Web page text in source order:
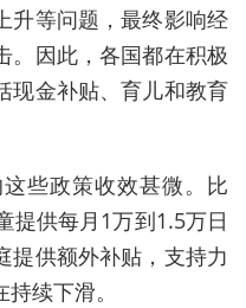
升等问题，最终影响经
。因此，各国都在积极
现金补贴、育儿和教育
些政策收效甚微。比
提供每月1万到1.5万日
提供额外补贴，支持力
续下滑。